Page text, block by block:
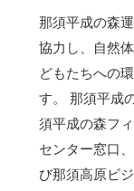
那須平成の森
協力し、自然
どもたちへの
す。 那須平成
須平成の森フ
センター窓口
び那須高原ビ